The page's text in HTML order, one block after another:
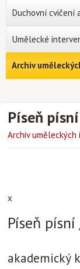
Píseň
Archiv
x
Píseň
akademický
Duchovní cvičení
Umělecké
Archiv